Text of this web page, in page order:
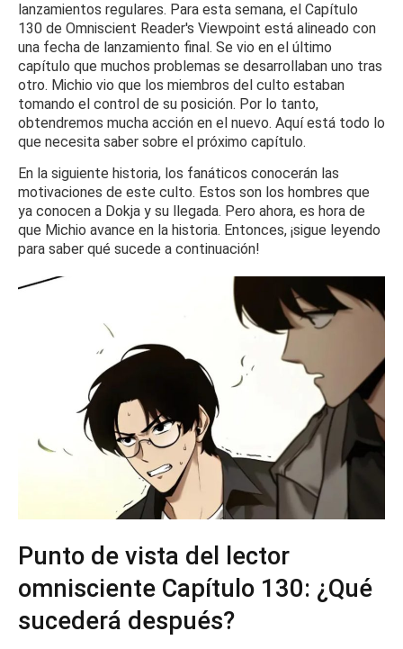
lanzamientos regulares. Para esta semana, el Capítulo
130 de Omniscient Reader's Viewpoint está alineado con
una fecha de lanzamiento final. Se vio en el último
capítulo que muchos problemas se desarrollaban uno tras
otro. Michio vio que los miembros del culto estaban
tomando el control de su posición. Por lo tanto,
obtendremos mucha acción en el nuevo. Aquí está todo lo
que necesita saber sobre el próximo capítulo.
En la siguiente historia, los fanáticos conocerán las
motivaciones de este culto. Estos son los hombres que
ya conocen a Dokja y su llegada. Pero ahora, es hora de
que Michio avance en la historia. Entonces, ¡sigue leyendo
para saber qué sucede a continuación!
Punto de vista del lector
omnisciente Capítulo 130: ¿Qué
sucederá después?